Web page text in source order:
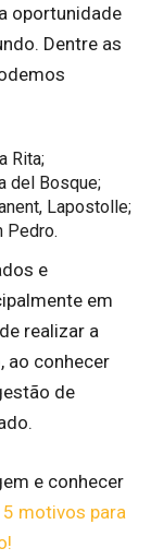
oportunidade
Dentre as
Rita;
del Bosque;
Lapostolle;
Pedro.
e
em
realizar a
ao conhecer
de
e conhecer
5 motivos para